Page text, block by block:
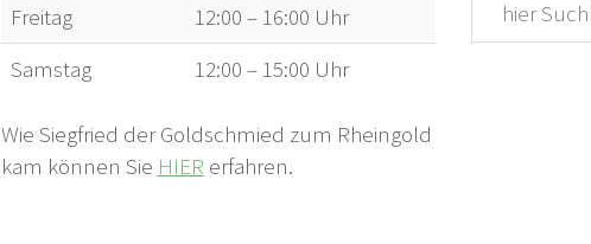
Freitag
12:00 – 16:00 Uhr
Samstag
12:00 – 15:00 Uhr
Wie Siegfried der Goldschmied zum Rheingold
kam können Sie HIER erfahren.